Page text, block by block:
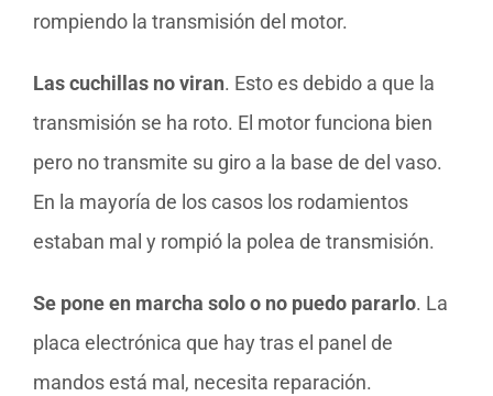
rompiendo la transmisión del motor.
Las cuchillas no viran. Esto es debido a que la
transmisión se ha roto. El motor funciona bien
pero no transmite su giro a la base de del vaso.
En la mayoría de los casos los rodamientos
estaban mal y rompió la polea de transmisión.
Se pone en marcha solo o no puedo pararlo. La
placa electrónica que hay tras el panel de
mandos está mal, necesita reparación.